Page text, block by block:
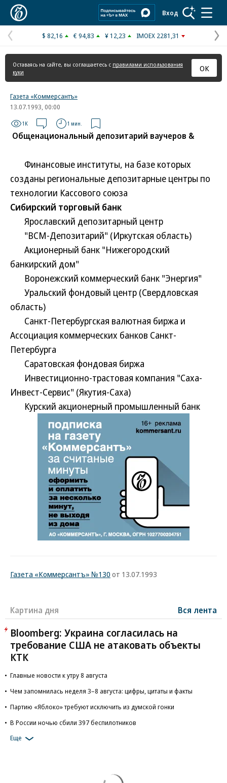
Вход
Предыдущая
страница
$ 82,16 € 94,83 ¥ 12,23 IMOEX 2281,31
Оставаясь на сайте, вы соглашаетесь с правилами использования
куки
ОК
Газета «Коммерсантъ»
13.07.1993, 00:00
1K 1 мин.
Общенациональный депозитарий ваучеров &
Финансовые институты, на базе которых
созданы региональные депозитарные центры по
технологии Кассового союза
Сибирский торговый банк
Ярославский депозитарный центр
"ВСМ-Депозитарий" (Иркутская область)
Акционерный банк "Нижегородский
банкирский дом"
Воронежский коммерческий банк "Энергия"
Уральский фондовый центр (Свердловская
область)
Санкт-Петербургская валютная биржа и
Ассоциация коммерческих банков Санкт-
Петербурга
Саратовская фондовая биржа
Инвестиционно-трастовая компания "Саха-
Инвест-Сервис" (Якутия-Саха)
Курский акционерный промышленный банк
Газета «Коммерсантъ» №130 от 13.07.1993
Картина дня Вся лента
Bloomberg: Украина согласилась на
требование США не атаковать объекты
КТК
Главные новости к утру 8 августа
Чем запомнилась неделя 3–8 августа: цифры, цитаты и факты
Партию «Яблоко» требуют исключить из думской гонки
В России ночью сбили 397 беспилотников
Еще